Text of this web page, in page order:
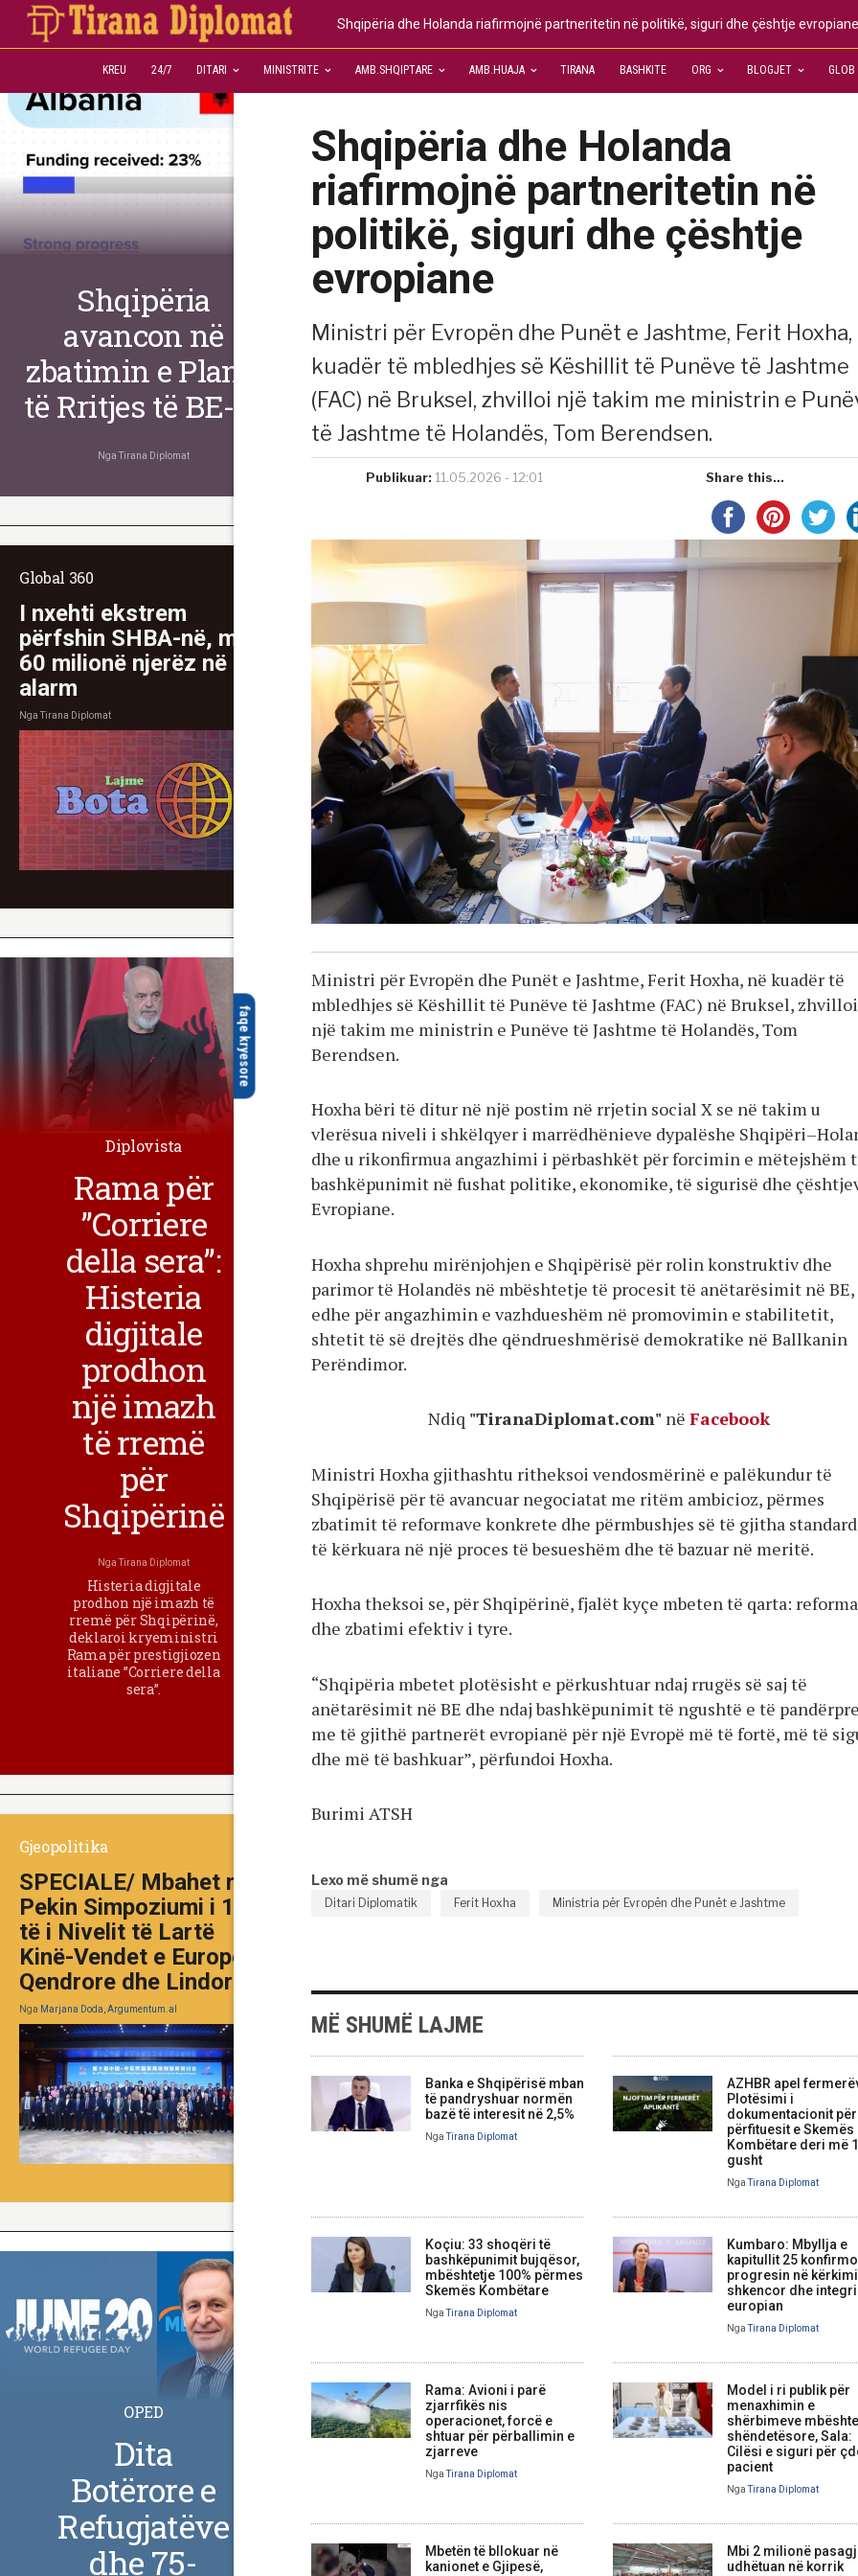
Shqipëria dhe Holanda riafirmojnë partneritetin në politikë, siguri dhe çështje evropiane
KREU 24/7 DITARI MINISTRITE AMB.SHQIPTARE AMB.HUAJA TIRANA BASHKITE ORG BLOGJET GLOB
faqe kryesore
Shqipëria dhe Holanda
riafirmojnë partneritetin në
politikë, siguri dhe çështje
evropiane
Ministri për Evropën dhe Punët e Jashtme, Ferit Hoxha,
kuadër të mbledhjes së Këshillit të Punëve të Jashtme
(FAC) në Bruksel, zhvilloi një takim me ministrin e
të Jashtme të Holandës, Tom Berendsen.
Publikuar: 11.05.2026 - 12:01 Share this...
Ministri për Evropën dhe Punët e Jashtme, Ferit Hoxha, në kuadër të
mbledhjes së Këshillit të Punëve të Jashtme (FAC) në Bruksel, zhvilloi
një takim me ministrin e Punëve të Jashtme të Holandës, Tom
Berendsen.
Hoxha bëri të ditur në një postim në rrjetin social X se në takim u
vlerësua niveli i shkëlqyer i marrëdhënieve dypalëshe
dhe u rikonfirmua angazhimi i përbashkët për forcimin e mëtejshëm
bashkëpunimit në fushat politike, ekonomike, të sigurisë dhe
Evropiane.
Hoxha shprehu mirënjohjen e Shqipërisë për rolin konstruktiv dhe
parimor të Holandës në mbështetje të procesit të anëtarësimit në BE,
edhe për angazhimin e vazhdueshëm në promovimin e stabilitetit,
shtetit të së drejtës dhe qëndrueshmërisë demokratike në Ballkanin
Perëndimor.
Ndiq "TiranaDiplomat.com" në Facebook
Ministri Hoxha gjithashtu ritheksoi vendosmërinë e palëkundur të
Shqipërisë për të avancuar negociatat me ritëm ambicioz, përmes
zbatimit të reformave konkrete dhe përmbushjes së të gjitha
të kërkuara në një proces të besueshëm dhe të bazuar në meritë.
Hoxha theksoi se, për Shqipërinë, fjalët kyçe mbeten të qarta:
dhe zbatimi efektiv i tyre.
“Shqipëria mbetet plotësisht e përkushtuar ndaj rrugës së saj të
anëtarësimit në BE dhe ndaj bashkëpunimit të ngushtë e të
me të gjithë partnerët evropianë për një Evropë më të fortë, më të
dhe më të bashkuar”, përfundoi Hoxha.
Burimi ATSH
Lexo më shumë nga
Ditari Diplomatik Ferit Hoxha Ministria për Evropën dhe Punët e Jashtme
MË SHUMË LAJME
Banka e Shqipërisë mban
të pandryshuar normën
bazë të interesit në 2,5%
NgaTirana Diplomat
AZHBR apel
Plotësimi i
dokumentacionit për
përfituesit e Skemës
Kombëtare deri më
gusht
NgaTirana Diplomat
Koçiu: 33 shoqëri të
bashkëpunimit bujqësor,
mbështetje 100% përmes
Skemës Kombëtare
NgaTirana Diplomat
Kumbaro: Mbyllja e
kapitullit 25
progresin në
shkencor dhe
europian
NgaTirana Diplomat
Rama: Avioni i parë
zjarrfikës nis
operacionet, forcë e
shtuar për përballimin e
zjarreve
NgaTirana Diplomat
Model i ri publik për
menaxhimin e
shërbimeve
shëndetësore, Sala:
Cilësi e siguri për
pacient
NgaTirana Diplomat
Mbetën të bllokuar në
kanionet e Gjipesë,
Mbi 2 milionë
udhëtuan në korrik
Shqipëria
avancon në
zbatimin e Planit
të Rritjes të BE-së
Nga Tirana Diplomat
Global 360
I nxehti ekstrem
përfshin SHBA-në, mbi
60 milionë njerëz në
alarm
NgaTirana Diplomat
Diplovista
Rama për
”Corriere
della sera”:
Histeria
digjitale
prodhon
një imazh
të rremë
për
Shqipërinë
NgaTirana Diplomat
Histeria digjitale
prodhon një imazh të
rremë për Shqipërinë,
deklaroi kryeministri
Rama për prestigjiozen
italiane ”Corriere della
sera”.
Gjeopolitika
SPECIALE/ Mbahet në
Pekin Simpoziumi i 10-
të i Nivelit të Lartë
Kinë-Vendet e Europës
Qendrore dhe Lindore
Nga Marjana Doda, Argumentum.al
OPED
Dita
Botërore e
Refugjatëve
dhe 75-